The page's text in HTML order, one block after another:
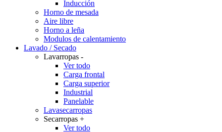
Inducción
Horno de mesada
Aire libre
Horno a leña
Modulos de calentamiento
Lavado / Secado
Lavarropas -
Ver todo
Carga frontal
Carga superior
Industrial
Panelable
Lavasecarropas
Secarropas +
Ver todo